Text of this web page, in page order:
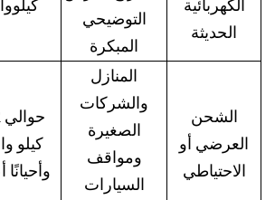
التوضيحي
المبكرة
الكهربائية
الحديثة
كيلو
المنازل
والشركات
الصغيرة
ومواقف
السيارات
الشحن
العرضي أو
الاحتياطي